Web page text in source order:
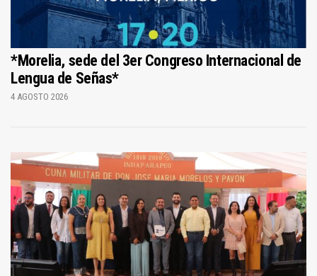
*Morelia, sede del 3er Congreso Internacional de
Lengua de Señas*
4 AGOSTO 2026